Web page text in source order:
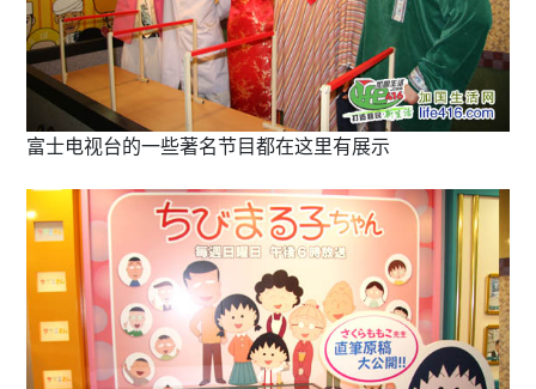
富士电视台的一些著名节目都在这里有展示